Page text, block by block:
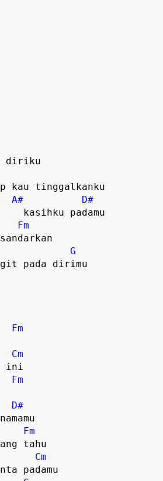
A#
D#
Fm
G
Fm
Cm
Fm
D#
Fm
Cm